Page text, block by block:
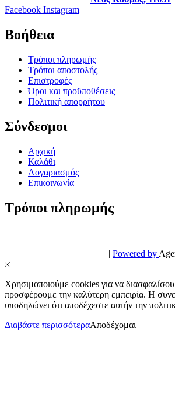
Facebook Instagram
Βοήθεια
Τρόποι πληρωμής
Τρόποι αποστολής
Επιστροφές
Όροι και προϋποθέσεις
Πολιτική απορρήτου
Σύνδεσμοι
Αρχική
Καλάθι
Λογαριασμός
Επικοινωνία
Τρόποι πληρωμής
| Powered by
Χρησιμοποιούμε cookies για να
προσφέρουμε την καλύτερη εμπειρία. Η
υποδηλώνει ότι αποδέχεστε αυτήν την
Διαβάστε περισσότεραΑποδέχομαι